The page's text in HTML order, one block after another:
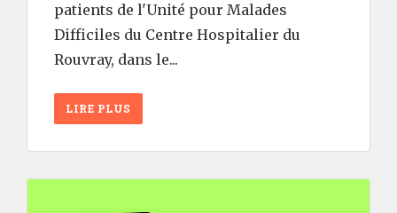
patients de l'Unité pour Malades
Difficiles du Centre Hospitalier du
Rouvray, dans le...
LIRE PLUS